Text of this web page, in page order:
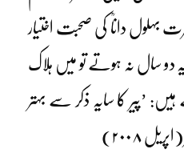
بہلول داناؒ کی صحبت اختیار
دو سال نہ ہوتے تو میں ہلاک
’پیر کا سایہ ذکر سے بہتر
۲۰۰۸)